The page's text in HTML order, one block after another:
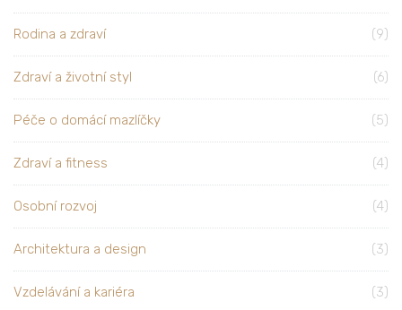
Rodina a zdraví (9)
Zdraví a životní styl (6)
Péče o domácí mazlíčky (5)
Zdraví a fitness (4)
Osobní rozvoj (4)
Architektura a design (3)
Vzdelávání a kariéra (3)